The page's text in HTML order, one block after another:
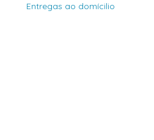
Entregas ao domícilio